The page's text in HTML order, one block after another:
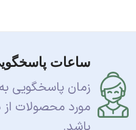
ساعات
زمان پاسخگویی